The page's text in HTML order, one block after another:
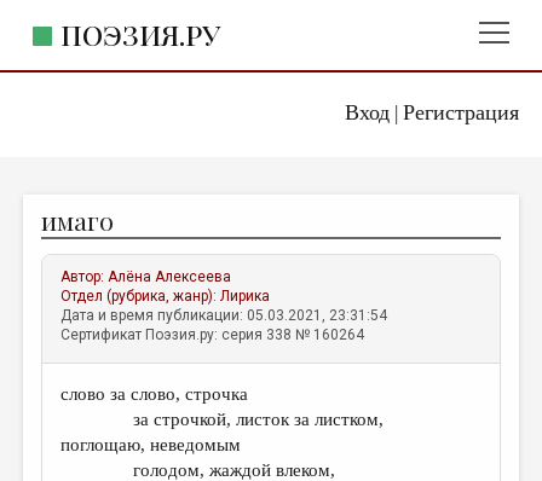
Вход| Регистрация
ПОЭЗИЯ.РУ
ЖАНРЫ
АВТОРЫ
КОММЕНТАРИИ
ЛИТСАЛОН
НОВОСТИ
ПРАВИЛА САЙТА
имаго
Автор:Алёна Алексеева
Отдел (рубрика, жанр):Лирика
Дата и время публикации: 05.03.2021, 23:31:54
Сертификат Поэзия.ру: серия 338 № 160264
слово за слово, строчка
за строчкой, листок за листком,
поглощаю, неведомым
голодом, жаждой влеком,